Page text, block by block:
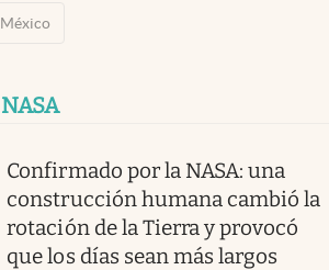
México
NASA
Confirmado por la NASA: una
construcción humana cambió la
rotación de la Tierra y provocó
que los días sean más largos